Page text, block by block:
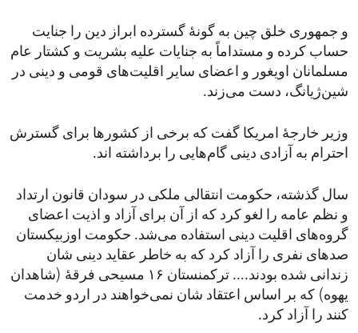
و جمهوری خلق چین به گونۀ گسترده ابراز دین را جنایت
حساب کرده و مستداماً به جنایات علیه بشریت و کشتار عام
مسلمانان اویغور و اعضای سایر اقلیت‌های قومی و دینی در
شین‌ژیانگ، دست می‌زند.
وزیر خارجۀ امریکا گفت که برخی از کشورها برای گسترش
احترام به آزادی دینی گام‌هایی را برداشته اند.
سال گذشته، حکومت انتقالی ملکی در سودان قانون ارتداد
و نظم عامه را لغو کرد که از آن برای آزاد و اذیت اعضای
گروه‌های اقلیت دینی استفاده می‌شد. حکومت اوزبیکستان
صدهای نفری را آزاد کرد که به خاطر عقاید دینی شان
زندانی شده بودند.... ترکمنستان ۱۶ مسیحی فرقۀ (شاهدان
یهوه) که بر اساس اعتقاد شان نمی‌خواهند در اردو خدمت
کنند را آزاد کرد.